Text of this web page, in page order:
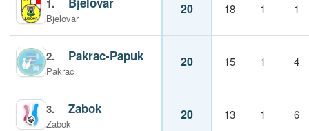
1.
Bjelovar
20 18 1 1
2. Pakrac-Papuk
Pakrac
20 15 1 4
3. Zabok
Zabok
20 13 1 6